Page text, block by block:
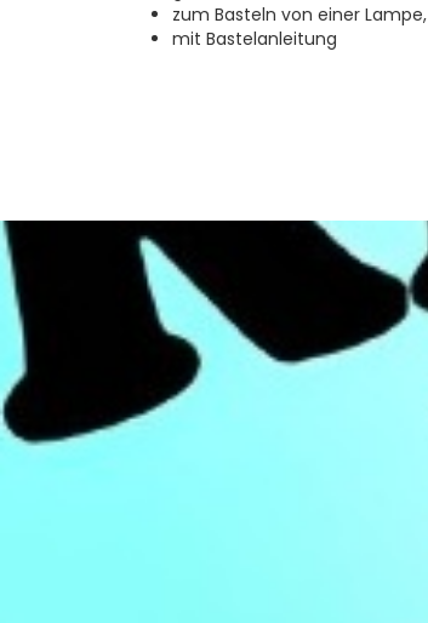
zum Basteln von einer Lampe,
mit Bastelanleitung